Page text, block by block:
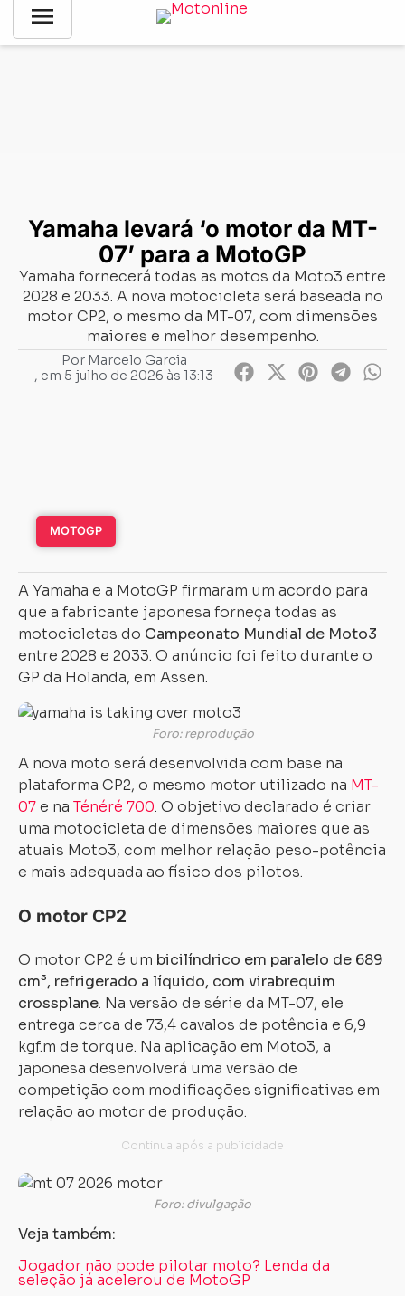
menu
Notícias
Yamaha levará ‘o motor da MT-07’ para a
Yamaha levará ‘o motor da MT-
07’ para a MotoGP
Yamaha fornecerá todas as motos da Moto3 entre
2028 e 2033. A nova motocicleta será baseada no
motor CP2, o mesmo da MT-07, com dimensões
maiores e melhor desempenho.
PorMarcelo Garcia
, em 5 julho de 2026 às 13:13
MOTOGP
A Yamaha e a MotoGP firmaram um acordo para
que a fabricante japonesa forneça todas as
motocicletas do Campeonato Mundial de Moto3
entre 2028 e 2033. O anúncio foi feito durante o
GP da Holanda, em Assen.
Foro: reprodução
A nova moto será desenvolvida com base na
plataforma CP2, o mesmo motor utilizado na MT-
07e na Ténéré 700. O objetivo declarado é criar
uma motocicleta de dimensões maiores que as
atuais Moto3, com melhor relação peso-potência
e mais adequada ao físico dos pilotos.
O motor CP2
O motor CP2 é um bicilíndrico em paralelo de 689
cm³, refrigerado a líquido, com virabrequim
crossplane. Na versão de série da MT-07, ele
entrega cerca de 73,4 cavalos de potência e 6,9
kgf.m de torque. Na aplicação em Moto3, a
japonesa desenvolverá uma versão de
competição com modificações significativas em
relação ao motor de produção.
Foro: divulgação
Veja também:
Jogador não pode pilotar moto? Lenda da
seleção já acelerou de MotoGP